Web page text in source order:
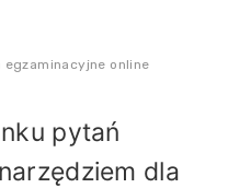
egzaminacyjne online
pytań
dla